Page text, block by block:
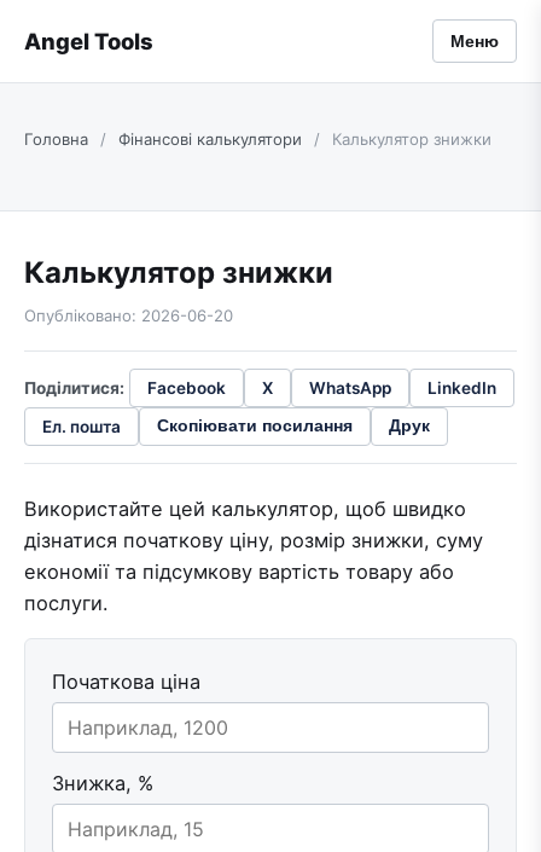
Angel Tools Меню
Головна / Фінансові калькулятори / Калькулятор знижки
Калькулятор знижки
Опубліковано: 2026-06-20
Поділитися: Facebook X WhatsApp
LinkedIn
Ел. пошта
Скопіювати посилання Друк
Використайте цей калькулятор, щоб швидко
дізнатися початкову ціну, розмір знижки, суму
економії та підсумкову вартість товару або
послуги.
Початкова ціна
Знижка, %